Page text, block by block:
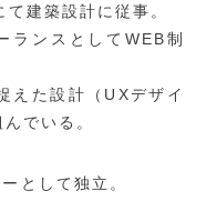
建築設計に従事。
ランスとしてWEB制
えた設計（UXデザイ
でいる。
として独立。